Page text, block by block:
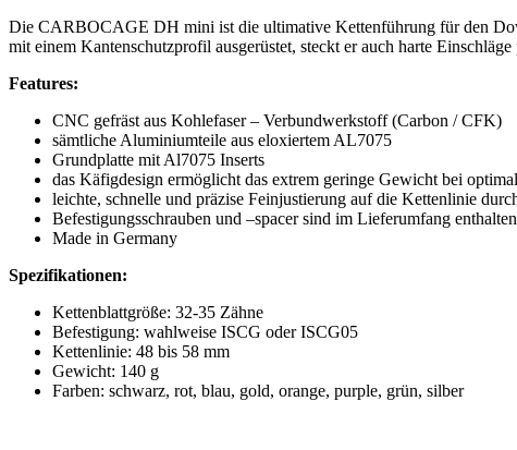
Die CARBOCAGE DH mini ist die ultimative Kettenführung für den
mit einem Kantenschutzprofil ausgerüstet, steckt er auch harte
Features:
CNC gefräst aus Kohlefaser – Verbundwerkstoff (Carbon / CFK)
sämtliche Aluminiumteile aus eloxiertem AL7075
Grundplatte mit Al7075 Inserts
das Käfigdesign ermöglicht das extrem geringe Gewicht bei
leichte, schnelle und präzise Feinjustierung auf die Kettenlinie
Befestigungsschrauben und –spacer sind im Lieferumfang enthalten
Made in Germany
Spezifikationen:
Kettenblattgröße: 32-35 Zähne
Befestigung: wahlweise ISCG oder ISCG05
Kettenlinie: 48 bis 58 mm
Gewicht: 140 g
Farben: schwarz, rot, blau, gold, orange, purple, grün, silber